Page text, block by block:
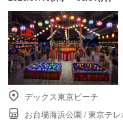
デックス東京ビーチ
お台場海浜公園 /東京テレ